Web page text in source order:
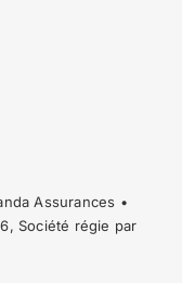
Assurances •
, Société régie par